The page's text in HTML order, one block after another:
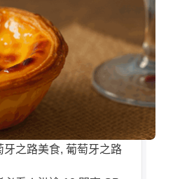
牙之路美食, 葡萄牙之路